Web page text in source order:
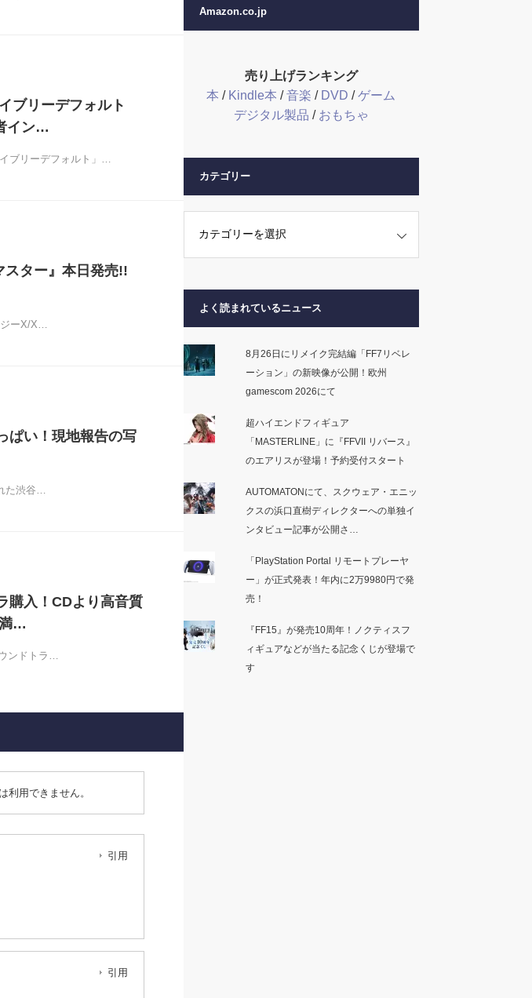
ブリーデフォルト
イン…
ブリーデフォルト」…
スター』本日発売!!
ジーX/X…
ぱい！現地報告の写
た渋谷…
購入！CDより高音質
…
ンドトラ…
利用できません。
引用
引用
Amazon.co.jp
売り上げランキング
本 / Kindle本 /音楽 / DVD /ゲーム
デジタル製品 / おもちゃ
カテゴリー
よく読まれているニュース
8月26日にリメイク完結編「FF7リベレ
ーション」の新映像が公開！欧州
gamescom 2026にて
超ハイエンドフィギュア
「MASTERLINE」に『FFVII リバース』
のエアリスが登場！予約受付スタート
AUTOMATONにて、スクウェア・エニッ
クスの浜口直樹ディレクターへの単独イ
ンタビュー記事が公開さ…
「PlayStation Portal リモートプレーヤ
ー」が正式発表！年内に2万9980円で発
売！
『FF15』が発売10周年！ノクティスフ
ィギュアなどが当たる記念くじが登場で
す